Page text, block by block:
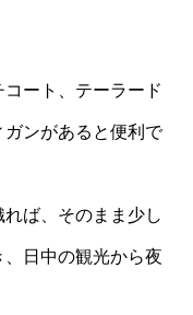
ート、テーラード
ンがあると便利で
ば、そのまま少し
日中の観光から夜